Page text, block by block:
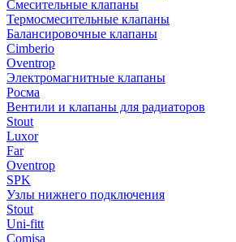
Cмесительные клапаны
Термосмесительные клапаны
Балансировочные клапаны
Cimberio
Oventrop
Электромагнитные клапаны
Росма
Вентили и клапаны для радиаторов
Stout
Luxor
Far
Oventrop
SPK
Узлы нижнего подключения
Stout
Uni-fitt
Comisa